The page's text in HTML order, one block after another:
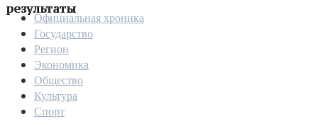
результаты
Официальная хроника
Государство
Регион
Экономика
Общество
Культура
Спорт